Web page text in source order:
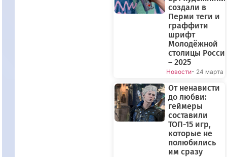
создали в
Перми теги и
граффити
шрифт
Молодёжной
столицы
– 2025
Новости- 24 марта
От ненависти
до любви:
геймеры
составили
ТОП-15 игр,
которые не
полюбились
им сразу